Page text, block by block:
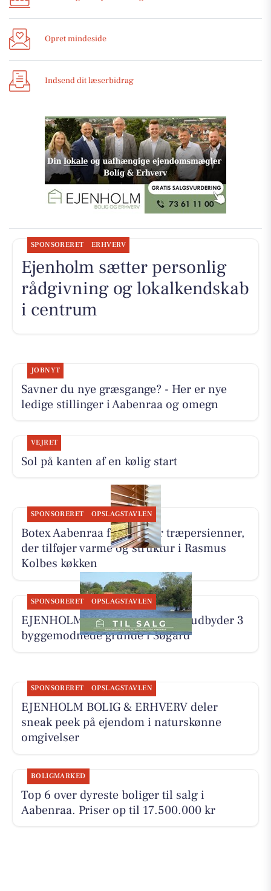
Opret mindeside
Indsend dit læserbidrag
SPONSORERET ERHVERV
Ejenholm sætter personlig
rådgivning og lokalkendskab
i centrum
JOBNYT
Savner du nye græsgange? - Her er nye
ledige stillinger i Aabenraa og omegn
VEJRET
Sol på kanten af en kølig start
SPONSORERET OPSLAGSTAVLEN
Botex Aabenraa fremhæver træpersienner,
der tilføjer varme og struktur i Rasmus
Kolbes køkken
SPONSORERET OPSLAGSTAVLEN
EJENHOLM BOLIG & ERHVERV udbyder 3
byggemodnede grunde i Søgård
SPONSORERET OPSLAGSTAVLEN
EJENHOLM BOLIG & ERHVERV deler
sneak peek på ejendom i naturskønne
omgivelser
BOLIGMARKED
Top 6 over dyreste boliger til salg i
Aabenraa. Priser op til 17.500.000 kr